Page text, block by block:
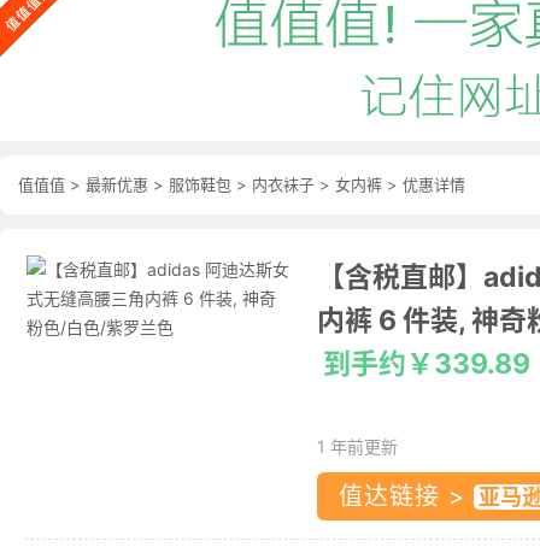
值值值 > 最新优惠 > 服饰鞋包 > 内衣袜子 > 女内裤 > 优惠详情
【含税直邮】
内裤 6 件装, 神
到手约￥339.89
1 年前更新
值达链接 >